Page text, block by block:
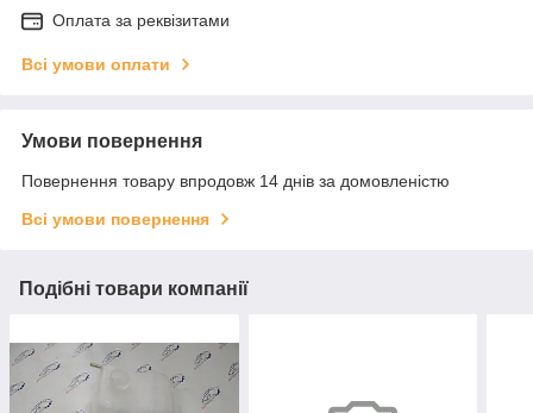
Оплата за реквізитами
Всі умови оплати
Умови повернення
Повернення товару впродовж 14 днів за домовленістю
Всі умови повернення
Подібні товари компанії